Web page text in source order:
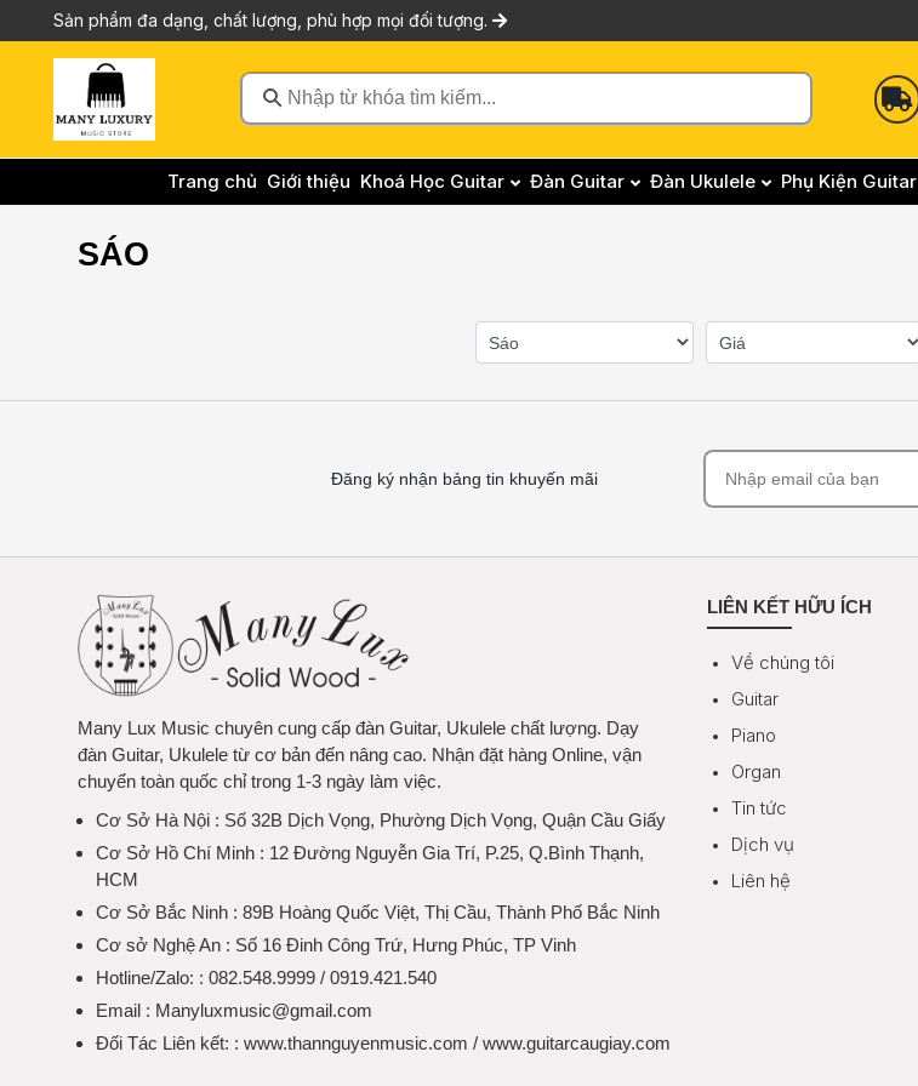
Sản phẩm đa dạng, chất lượng, phù hợp mọi đối tượng.
Nhập từ khóa tìm kiếm...
Trang chủ Giới thiệu Khoá Học Guitar Đàn Guitar Đàn Ukulele Phụ Kiện Guitar
SÁO
Đăng ký nhận bảng tin khuyến mãi
Many Lux Music chuyên cung cấp đàn Guitar, Ukulele chất lượng. Dạy
đàn Guitar, Ukulele từ cơ bản đến nâng cao. Nhận đặt hàng Online, vận
chuyển toàn quốc chỉ trong 1-3 ngày làm việc.
Cơ Sở Hà Nội : Số 32B Dịch Vọng, Phường Dịch Vọng, Quận Cầu Giấy
Cơ Sở Hồ Chí Minh : 12 Đường Nguyễn Gia Trí, P.25, Q.Bình Thạnh,
HCM
Cơ Sở Bắc Ninh : 89B Hoàng Quốc Việt, Thị Cầu, Thành Phố Bắc Ninh
Cơ sở Nghệ An : Số 16 Đinh Công Trứ, Hưng Phúc, TP Vinh
Hotline/Zalo: : 082.548.9999 / 0919.421.540
Email : Manyluxmusic@gmail.com
Đối Tác Liên kết: : www.thannguyenmusic.com / www.guitarcaugiay.com
LIÊN KẾT HỮU ÍCH
Về chúng tôi
Guitar
Piano
Organ
Tin tức
Dịch vụ
Liên hệ